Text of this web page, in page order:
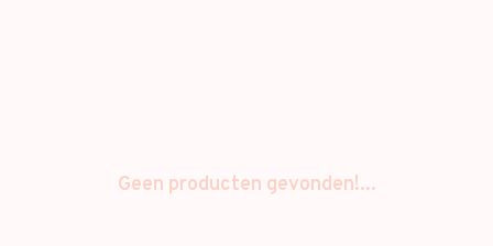
Geen producten gevonden!...